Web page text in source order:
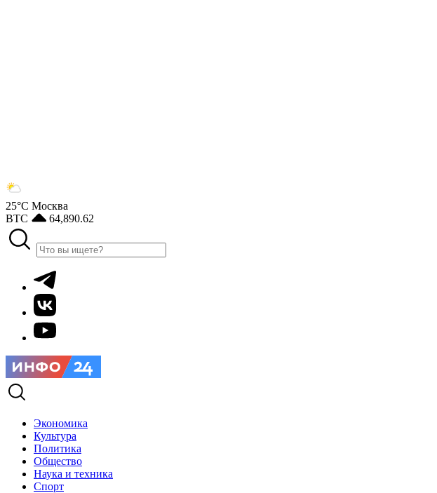
25°С Москва
BTC
64,890.62
Экономика
Культура
Политика
Общество
Наука и техника
Спорт